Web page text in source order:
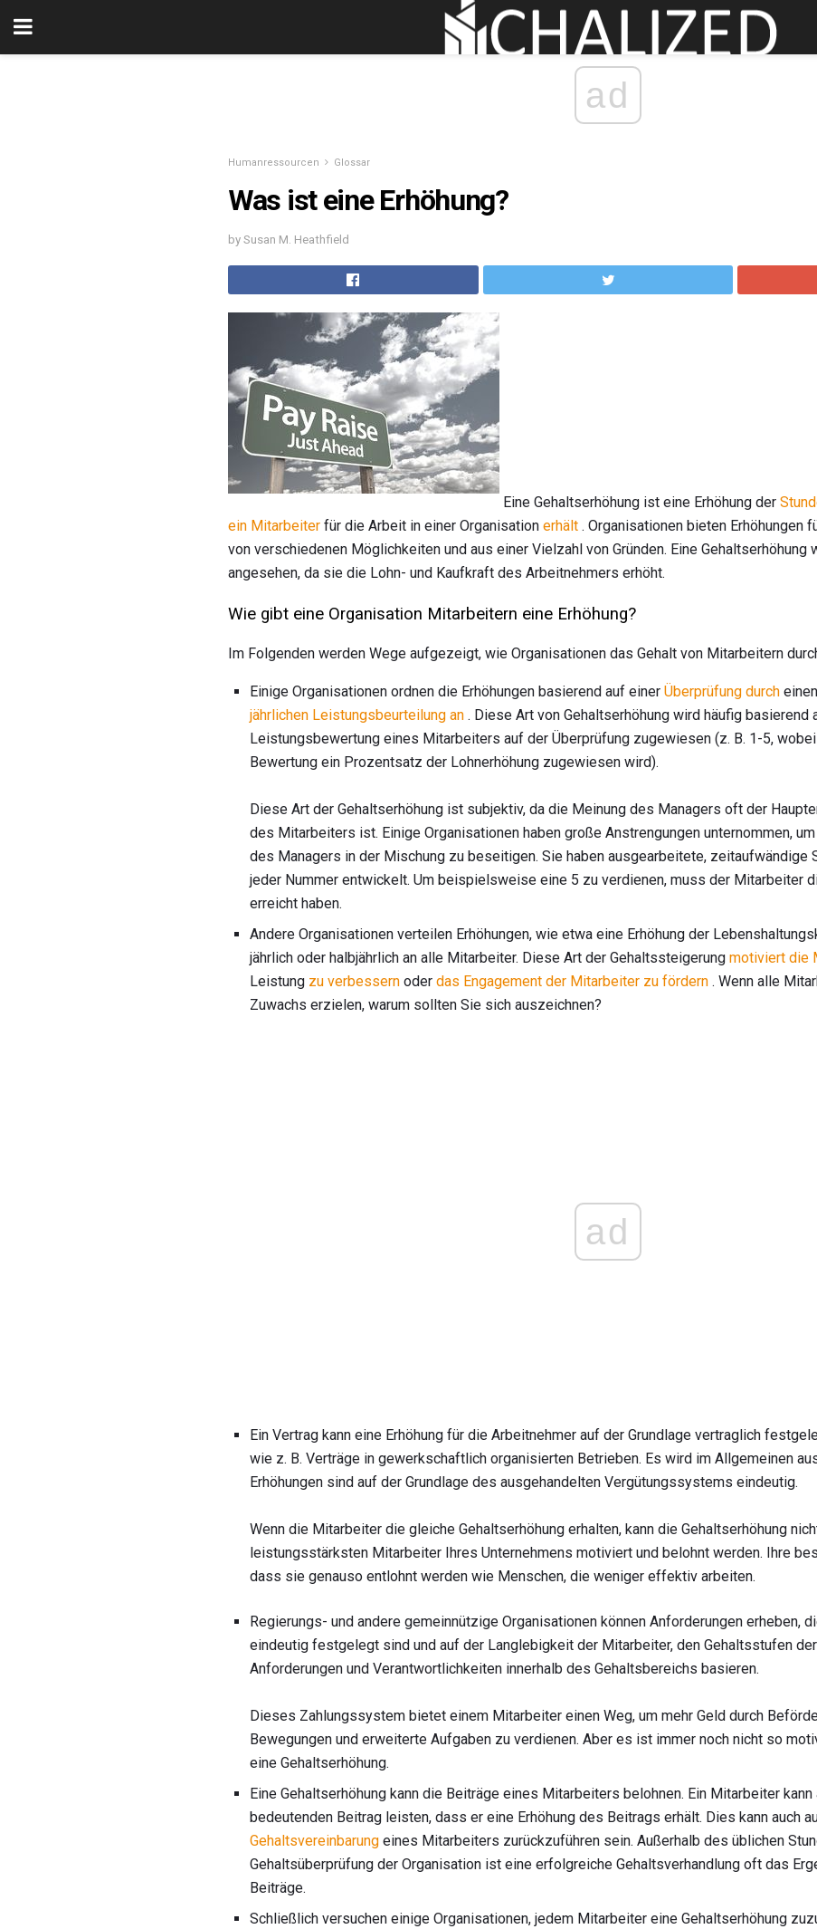
ad
Humanressourcen Glossar
Was ist eine Erhöhung?
by Susan M. Heathfield
Eine Gehaltserhöhung ist eine Erhöhung der
ein Mitarbeiter für die Arbeit in einer Organisation erhält . Organisationen bieten Erhöhungen
von verschiedenen Möglichkeiten und aus einer Vielzahl von Gründen. Eine
angesehen, da sie die Lohn- und Kaufkraft des Arbeitnehmers erhöht.
Wie gibt eine Organisation Mitarbeitern eine Erhöhung?
Im Folgenden werden Wege aufgezeigt, wie Organisationen das Gehalt von Mitarbeitern
Einige Organisationen ordnen die Erhöhungen basierend auf einer Überprüfung durch einen
jährlichen Leistungsbeurteilung an . Diese Art von Gehaltserhöhung wird häufig basierend
Leistungsbewertung eines Mitarbeiters auf der Überprüfung zugewiesen (z. B. 1-5,
Bewertung ein Prozentsatz der Lohnerhöhung zugewiesen wird).
Diese Art der Gehaltserhöhung ist subjektiv, da die Meinung des Managers oft der
des Mitarbeiters ist. Einige Organisationen haben große Anstrengungen unternommen,
des Managers in der Mischung zu beseitigen. Sie haben ausgearbeitete, zeitaufwändige
jeder Nummer entwickelt. Um beispielsweise eine 5 zu verdienen, muss der Mitarbeiter
erreicht haben.
Andere Organisationen verteilen Erhöhungen, wie etwa eine Erhöhung der
jährlich oder halbjährlich an alle Mitarbeiter. Diese Art der Gehaltssteigerung motiviert die
Leistung zu verbessern oder das Engagement der Mitarbeiter zu fördern . Wenn alle
Zuwachs erzielen, warum sollten Sie sich auszeichnen?
ad
Ein Vertrag kann eine Erhöhung für die Arbeitnehmer auf der Grundlage vertraglich
wie z. B. Verträge in gewerkschaftlich organisierten Betrieben. Es wird im Allgemeinen
Erhöhungen sind auf der Grundlage des ausgehandelten Vergütungssystems eindeutig.
Wenn die Mitarbeiter die gleiche Gehaltserhöhung erhalten, kann die Gehaltserhöhung
leistungsstärksten Mitarbeiter Ihres Unternehmens motiviert und belohnt werden. Ihre
dass sie genauso entlohnt werden wie Menschen, die weniger effektiv arbeiten.
Regierungs- und andere gemeinnützige Organisationen können Anforderungen erheben,
eindeutig festgelegt sind und auf der Langlebigkeit der Mitarbeiter, den Gehaltsstufen
Anforderungen und Verantwortlichkeiten innerhalb des Gehaltsbereichs basieren.
Dieses Zahlungssystem bietet einem Mitarbeiter einen Weg, um mehr Geld durch
Bewegungen und erweiterte Aufgaben zu verdienen. Aber es ist immer noch nicht so
eine Gehaltserhöhung.
Eine Gehaltserhöhung kann die Beiträge eines Mitarbeiters belohnen. Ein Mitarbeiter kann
bedeutenden Beitrag leisten, dass er eine Erhöhung des Beitrags erhält. Dies kann auch
Gehaltsvereinbarung eines Mitarbeiters zurückzuführen sein. Außerhalb des üblichen
Gehaltsüberprüfung der Organisation ist eine erfolgreiche Gehaltsverhandlung oft das
Beiträge.
Schließlich versuchen einige Organisationen, jedem Mitarbeiter eine Gehaltserhöhung